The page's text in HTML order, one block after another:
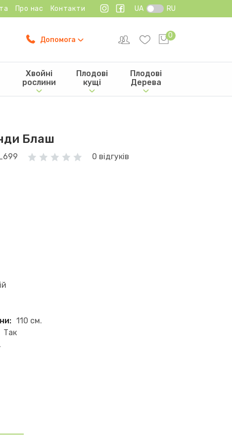
Про нас Контакти UA RU
Допомога
0
Хвойні
рослини
Плодові
кущі
Плодові
Дерева
Блаш
0 відгуків
110 см.
Так